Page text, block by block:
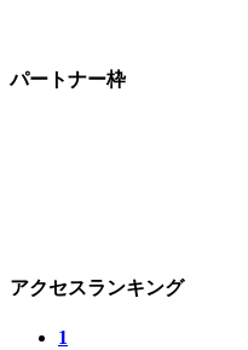
パートナー枠
アクセスランキング
1